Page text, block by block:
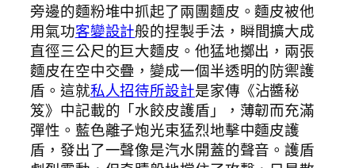
旁邊的麵粉堆中抓起了兩團麵皮。麵皮被他
用氣功客變設計般的捏製手法，瞬間擴大成
直徑三公尺的巨大麵皮。他猛地擲出，兩張
麵皮在空中交疊，變成一個半透明的防禦護
盾。這就私人招待所設計是家傳《沾醬秘
笈》中記載的「水餃皮護盾」，薄韌而充滿
彈性。藍色離子炮光束猛烈地擊中麵皮護
盾，發出了一聲像是汽水開蓋的聲音。護盾